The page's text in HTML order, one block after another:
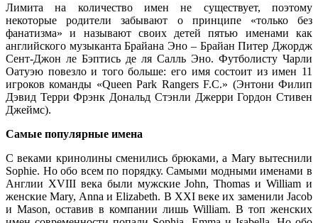
Лимита на количество имен не существует, поэтому
некоторые родители забывают о принципе «только без
фанатизма» и называют своих детей пятью именами как
английского музыканта Брайана Эно – Брайан Питер Джордж
Сент-Джон ле Бэптись де ля Салль Эно. Футболисту Чарли
Оатуэю повезло и того больше: его имя состоит из имен 11
игроков команды «Queen Park Rangers F.C.» (Энтони Филип
Дэвид Терри Фрэнк Дональд Стэнли Джерри Гордон Стивен
Джеймс).
Самые популярные имена
С веками кринолины сменились брюками, а Mary вытеснили
Sophie. Но обо всем по порядку. Самыми модными именами в
Англии XVIII века были мужские John, Thomas и William и
женские Mary, Anna и Elizabeth. В XXI веке их заменили Jacob
и Mason, оставив в компании лишь William. В топ женских